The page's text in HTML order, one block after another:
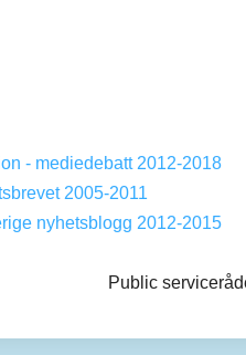
- mediedebatt 2012-2018
2005-2011
nyhetsblogg 2012-2015
Public